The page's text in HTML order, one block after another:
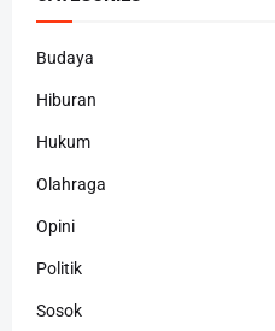
Budaya
Hiburan
Hukum
Olahraga
Opini
Politik
Sosok